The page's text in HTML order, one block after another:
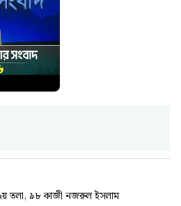
তলা, ৯৮ কাজী নজরুল ইসলাম